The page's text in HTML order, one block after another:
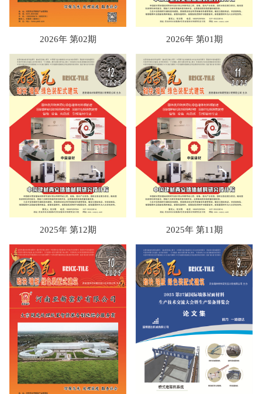
2026年 第02期 2026年 第01期
2025年 第12期 2025年 第11期